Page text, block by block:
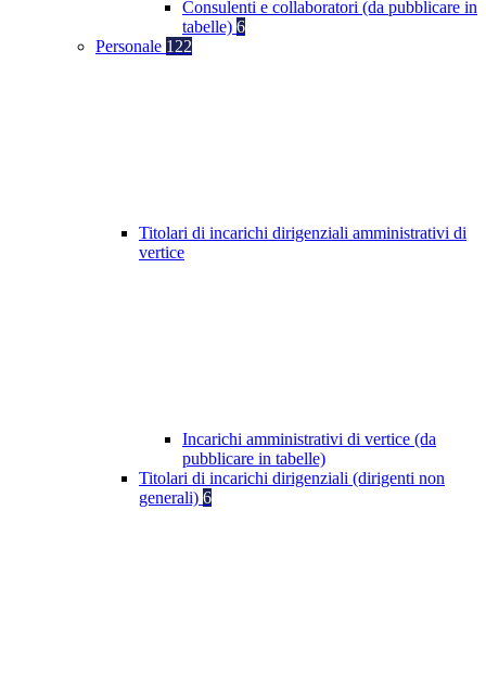
Consulenti e collaboratori (da pubblicare in
tabelle) 6
Personale 122
Titolari di incarichi dirigenziali amministrativi di
vertice
Incarichi amministrativi di vertice (da
pubblicare in tabelle)
Titolari di incarichi dirigenziali (dirigenti non
generali) 6